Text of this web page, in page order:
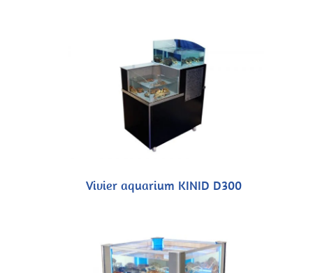
Vivier aquarium KINID D300